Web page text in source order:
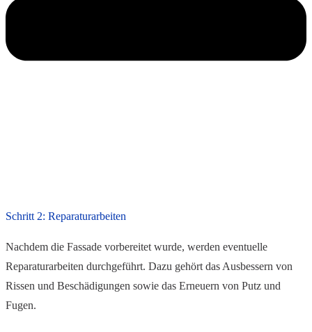
Schritt 2: Reparaturarbeiten
Nachdem die Fassade vorbereitet wurde, werden eventuelle
Reparaturarbeiten durchgeführt. Dazu gehört das Ausbessern von
Rissen und Beschädigungen sowie das Erneuern von Putz und
Fugen.